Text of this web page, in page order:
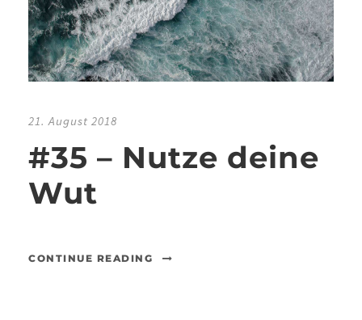
21. August 2018
#35 – Nutze deine
Wut
CONTINUE READING